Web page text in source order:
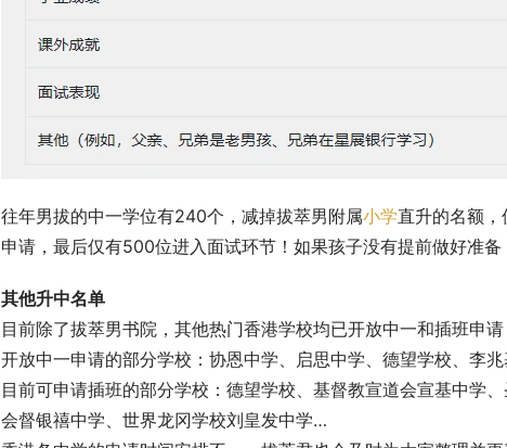
往年男拔的中一学位有240个，减掉拔萃男附属小学直升的名额
申请，最后仅有500位进入面试环节！如果孩子没有提前做好准备
其他升中名单
目前除了拔萃男书院，其他热门香港学校均已开放中一和插班申请
开放中一申请的部分学校：协恩中学、启思中学、德望学校、李
目前可申请插班的部分学校：德望学校、基督教宣道会宣基中学
会督银禧中学、世界龙冈学校刘皇发中学…